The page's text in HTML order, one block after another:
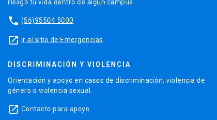
riesgo tu vida dentro de algún campus.
phone (56)95504 5000
launch Ir al sitio de Emergencias
DISCRIMINACIÓN Y VIOLENCIA
Orientación y apoyo en casos de discriminación, violencia de
género o violencia sexual.
launch Contacto para apoyo